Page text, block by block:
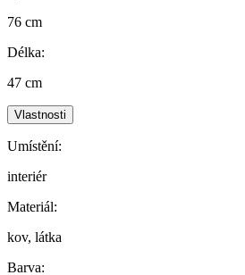
76 cm
Délka:
47 cm
Vlastnosti
Umístění:
interiér
Materiál:
kov, látka
Barva: